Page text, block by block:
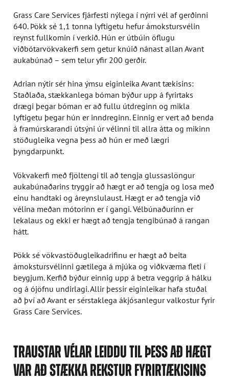
Grass Care Services fjárfesti nýlega í nýrri vél af gerðinni
640. Þökk sé 1,1 tonna lyftigetu hefur ámokstursvélin
reynst fullkomin í verkið. Hún er útbúin öflugu
viðbótarvökvakerfi sem getur knúið nánast allan Avant
aukabúnað – sem telur yfir 200 gerðir.
Adrian nýtir sér hina ýmsu eiginleika Avant tækisins:
Staðlaða, stækkanlega bóman býður upp á fyrirtaks
drægi þegar bóman er að fullu útdreginn og mikla
lyftigetu þegar hún er inndreginn. Einnig er vert að benda
á framúrskarandi útsýni úr vélinni til allra átta og mikinn
stöðugleika vegna þess að hún er með lægri
þyngdarpunkt.
Vökvakerfi með fjöltengi til að tengja glussaslöngur
aukabúnaðarins tryggir að hægt er að tengja og losa með
einu handtaki og áreynslulaust. Hægt er að tengja við
vélina meðan mótorinn er í gangi. Vélbúnaðurinn er
lekalaus og ekki er hægt að tengja tengibúnað á rangan
hátt.
Þökk sé vökvastöðugleikadrifinu er hægt að beita
ámokstursvélinni gætilega á mjúka og viðkvæma fleti í
beygjum. Kerfið býður einnig upp á betra veggrip á hálku
og á ójöfnu undirlagi. Allir þessir eiginleikar hafa stuðal
að því að Avant er sérstaklega ákjósanlegur valkostur fyrir
Grass Care Services.
TRAUSTAR VÉLAR LEIDDU TIL ÞESS AÐ HÆGT
VAR AÐ STÆKKA REKSTUR FYRIRTÆKISINS